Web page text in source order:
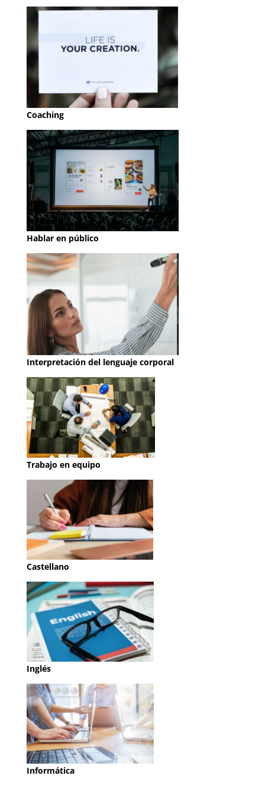
Coaching
Hablar en público
Interpretación del lenguaje corporal
Trabajo en equipo
Castellano
Inglés
Informática